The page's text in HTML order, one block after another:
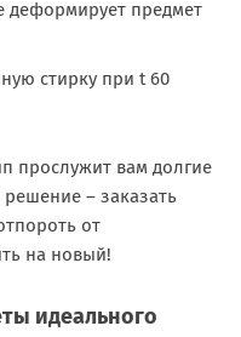
деформирует предмет
стирку при t 60
прослужит вам долгие
– заказать
от
на новый!
идеального